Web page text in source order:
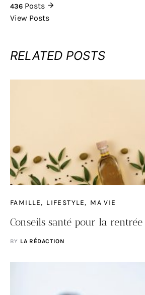
436 Posts
View Posts
RELATED POSTS
FAMILLE LIFESTYLE MA VIE
Conseils santé pour la rentrée
BY LA RÉDACTION